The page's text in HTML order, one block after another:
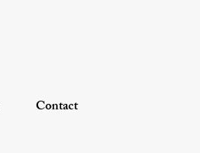
Contact